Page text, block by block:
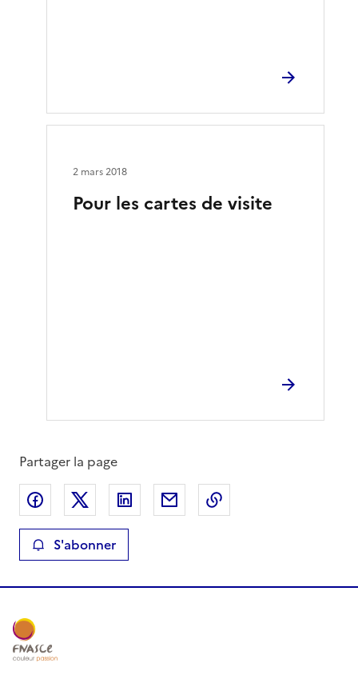
Pour les cartes de visite
2 mars 2018
Partager la page
Partager sur Facebook
Partager sur XPartager sur LinkedIn
Partager par email
S'abonner